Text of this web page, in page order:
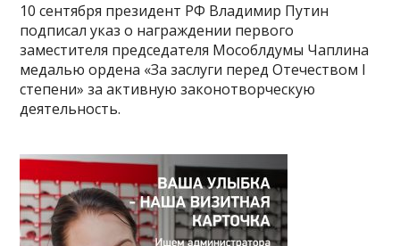
10 сентября президент РФ Владимир Путин
подписал указ о награждении первого
заместителя председателя Мособлдумы Чаплина
медалью ордена «За заслуги перед Отечеством I
степени» за активную законотворческую
деятельность.